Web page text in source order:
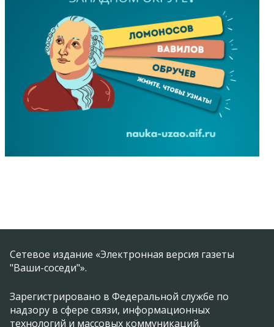
Сетевое издание «Электронная версия газеты
"Ваши-соседи"».
Зарегистрировано в Федеральной службе по
надзору в сфере связи, информационных
технологий и массовых коммуникаций.